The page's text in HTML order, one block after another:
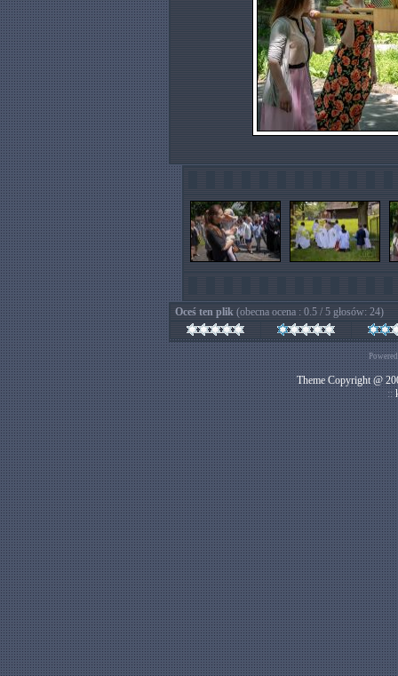
Oceś ten plik (obecna ocena : 0.5 / 5 głosów: 24)
Theme Copyright @
::